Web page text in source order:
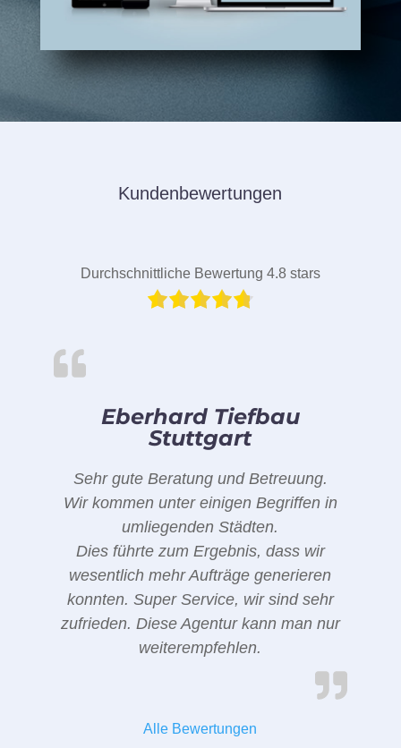
Kundenbewertungen
Durchschnittliche Bewertung 4.8 stars
Eberhard Tiefbau
Stuttgart
Sehr gute Beratung und Betreuung.
Wir kommen unter einigen Begriffen in
umliegenden Städten.
Dies führte zum Ergebnis, dass wir
wesentlich mehr Aufträge generieren
konnten. Super Service, wir sind sehr
zufrieden. Diese Agentur kann man nur
weiterempfehlen.
Alle Bewertungen